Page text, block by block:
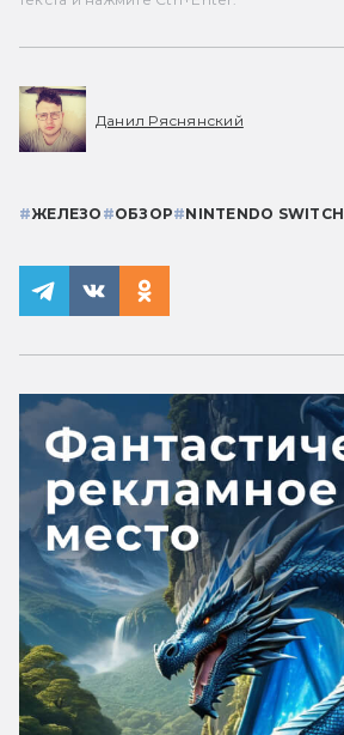
Данил Ряснянский
#ЖЕЛЕЗО #ОБЗОР#NINTENDO SWITCH